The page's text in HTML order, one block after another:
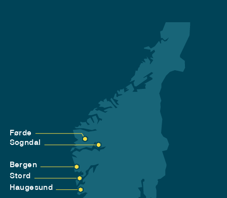
Førde
Sogndal
Bergen
Stord
Haugesund